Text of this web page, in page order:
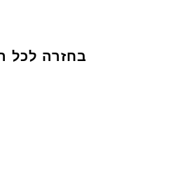
בחזרה לכל